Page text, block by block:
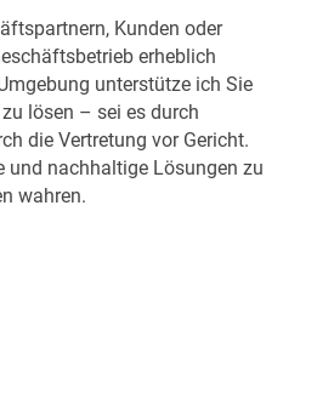
Kunden oder
erheblich
unterstütze ich Sie
lösen – sei es durch
die Vertretung vor Gericht.
und nachhaltige Lösungen zu
wahren.